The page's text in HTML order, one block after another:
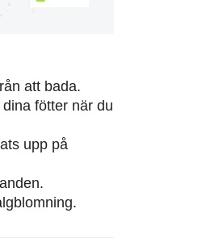
att bada.
fötter när du
upp på